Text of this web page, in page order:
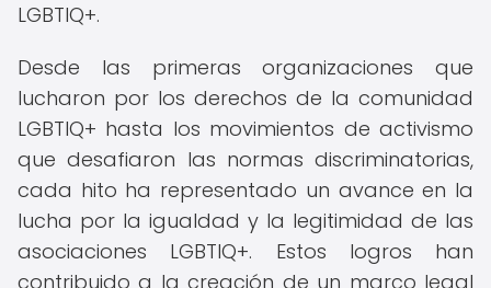
LGBTIQ+.
Desde las primeras organizaciones que
lucharon por los derechos de la comunidad
LGBTIQ+ hasta los movimientos de activismo
que desafiaron las normas discriminatorias,
cada hito ha representado un avance en la
lucha por la igualdad y la legitimidad de las
asociaciones LGBTIQ+. Estos logros han
contribuido a la creación de un marco legal